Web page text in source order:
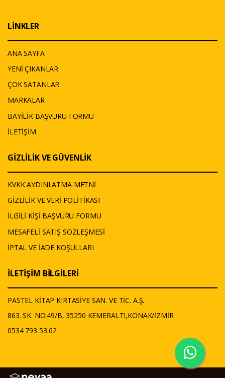
LİNKLER
ANA SAYFA
YENİ ÇIKANLAR
ÇOK SATANLAR
MARKALAR
BAYİLİK BAŞVURU FORMU
İLETİŞİM
GİZLİLİK VE GÜVENLİK
KVKK AYDINLATMA METNİ
GİZLİLİK VE VERİ POLİTİKASI
İLGİLİ KİŞİ BAŞVURU FORMU
MESAFELİ SATIŞ SÖZLEŞMESİ
İPTAL VE İADE KOŞULLARI
İLETİŞİM BİLGİLERİ
PASTEL KİTAP KIRTASİYE SAN. VE TİC. A.Ş.
863. SK. NO:49/B, 35250 KEMERALTI,KONAK/İZMİR
0534 793 53 62